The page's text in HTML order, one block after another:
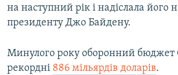
на наступний рік і надіслала його
президенту Джо Байдену.
Минулого року оборонний
рекордні 886 мільярдів доларів.